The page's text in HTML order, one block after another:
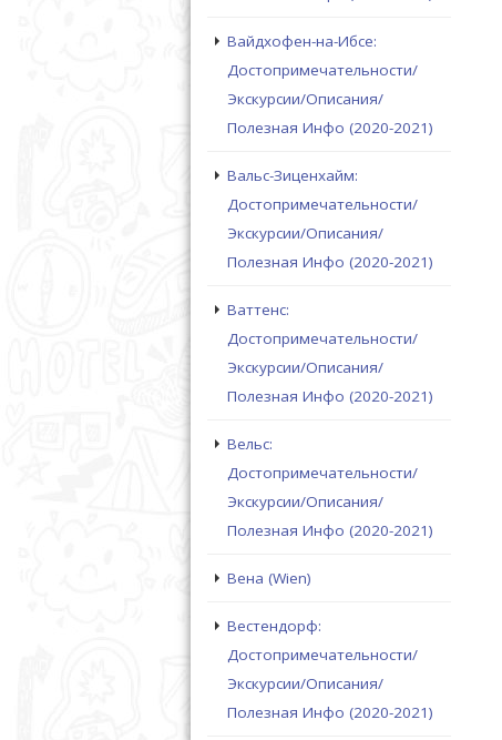
Вайдхофен-на-Ибсе:
Достопримечательности/
Экскурсии/Описания/
Полезная Инфо (2020-2021)
Вальс-Зиценхайм:
Достопримечательности/
Экскурсии/Описания/
Полезная Инфо (2020-2021)
Ваттенс:
Достопримечательности/
Экскурсии/Описания/
Полезная Инфо (2020-2021)
Вельс:
Достопримечательности/
Экскурсии/Описания/
Полезная Инфо (2020-2021)
Вена (Wien)
Вестендорф:
Достопримечательности/
Экскурсии/Описания/
Полезная Инфо (2020-2021)